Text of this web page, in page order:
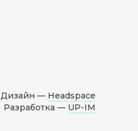
Дизайн — Headspace
Разработка — UP-IM